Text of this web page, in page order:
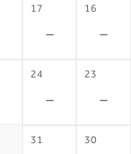
16
-
17
-
23
-
24
-
30
31